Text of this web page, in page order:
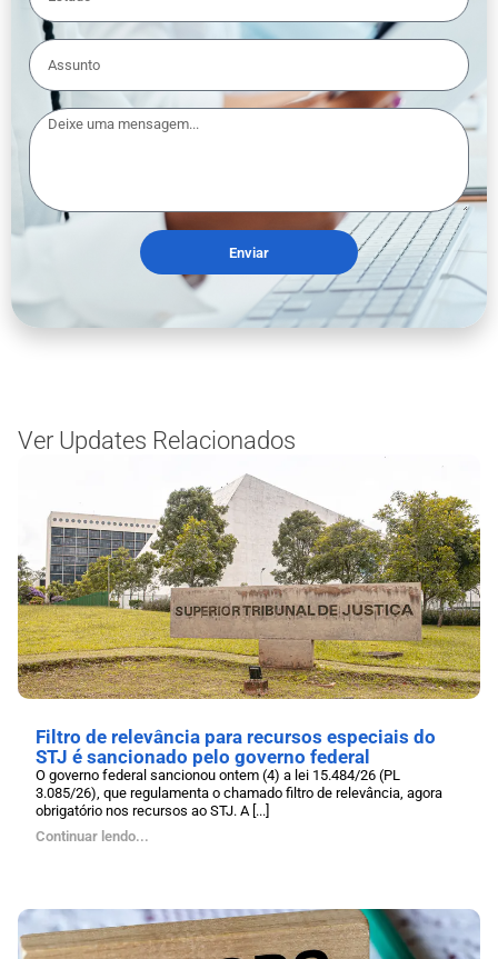
Enviar
Ver Updates Relacionados
Filtro de relevância para recursos especiais do
STJ é sancionado pelo governo federal
O governo federal sancionou ontem (4) a lei 15.484/26 (PL
3.085/26), que regulamenta o chamado filtro de relevância, agora
obrigatório nos recursos ao STJ. A [...]
Continuar lendo...